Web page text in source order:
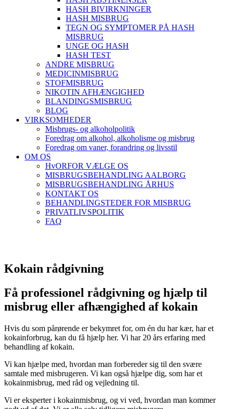
HASH BIVIRKNINGER
HASH MISBRUG
TEGN OG SYMPTOMER PÅ HASH
MISBRUG
UNGE OG HASH
HASH TEST
ANDRE MISBRUG
MEDICINMISBRUG
STOFMISBRUG
NIKOTIN AFHÆNGIGHED
BLANDINGSMISBRUG
BLOG
VIRKSOMHEDER
Misbrugs- og alkoholpolitik
Foredrag om alkohol, alkoholisme og misbrug
Foredrag om vaner, forandring og livsstil
OM OS
HvORFOR VÆLGE OS
MISBRUGSBEHANDLING AALBORG
MISBRUGSBEHANDLING ÅRHUS
KONTAKT OS
BEHANDLINGSTEDER FOR MISBRUG
PRIVATLIVSPOLITIK
FAQ
Kokain rådgivning
Få professionel rådgivning og hjælp til
misbrug eller afhængighed af kokain
Hvis du som pårørende er bekymret for, om én du har kær, har et
kokainforbrug, kan du få hjælp her. Vi har 20 års erfaring med
behandling af kokain.
Vi kan hjælpe med, hvordan man forbereder sig til den svære
samtale med misbrugeren. Vi kan også hjælpe dig, som har et
kokainmisbrug, med råd og vejledning til.
Vi er eksperter i kokainmisbrug, og vi ved, hvordan man kommer